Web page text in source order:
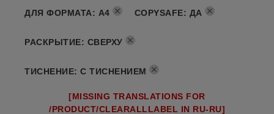
ДЛЯ ФОРМАТА: A4 COPYSAFE: ДА
РАСКРЫТИЕ: СВЕРХУ
ТИСНЕНИЕ: С ТИСНЕНИЕМ
[MISSING TRANSLATIONS FOR
/PRODUCT/CLEARALLLABEL IN RU-RU]